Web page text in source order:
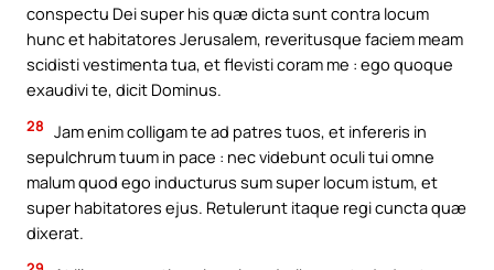
conspectu Dei super his quæ dicta sunt contra locum
hunc et habitatores Jerusalem, reveritusque faciem meam
scidisti vestimenta tua, et flevisti coram me : ego quoque
exaudivi te, dicit Dominus.
28 Jam enim colligam te ad patres tuos, et infereris in
sepulchrum tuum in pace : nec videbunt oculi tui omne
malum quod ego inducturus sum super locum istum, et
super habitatores ejus. Retulerunt itaque regi cuncta quæ
dixerat.